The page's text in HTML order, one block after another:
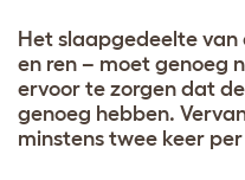
Het slaapgedeelte van
en ren – moet genoeg
ervoor te zorgen dat
genoeg hebben.
minstens twee keer